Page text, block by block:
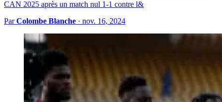
CAN 2025 après un match nul 1-1 contre l&
ParColombe Blanche · nov. 16, 2024